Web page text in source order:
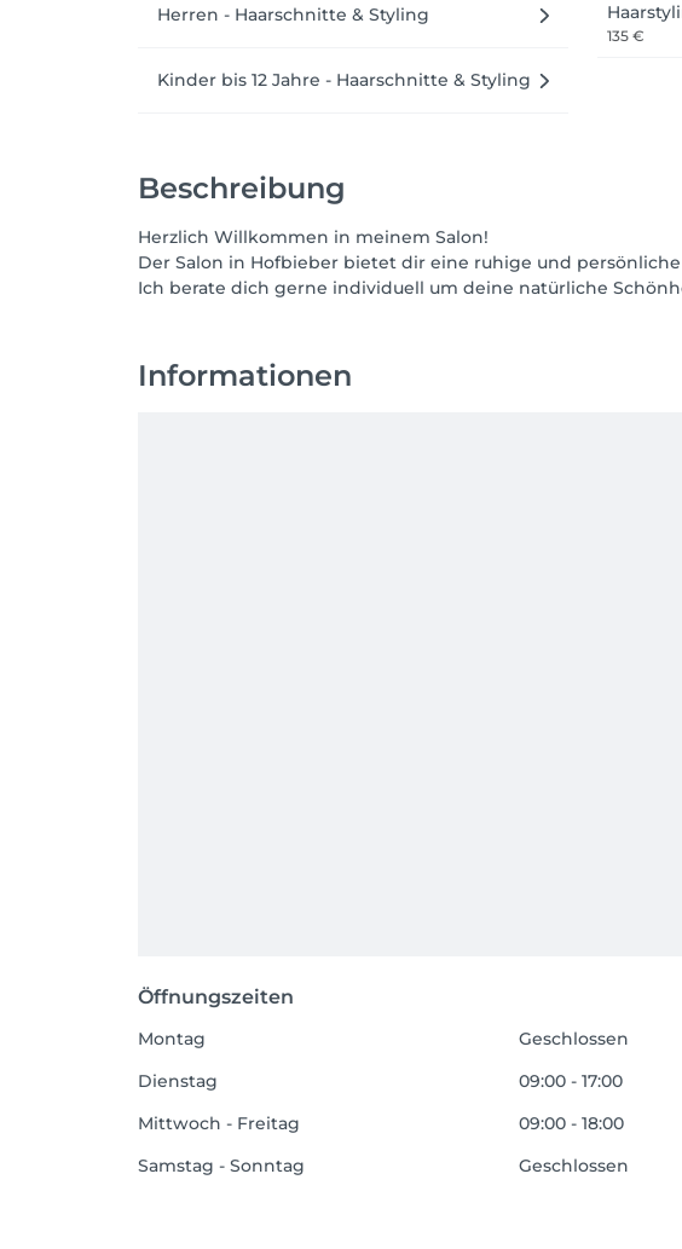
Herren - Haarschnitte & Styling
Kinder bis 12 Jahre - Haarschnitte & Styling
135 €
Beschreibung
Herzlich Willkommen in meinem Salon!
Der Salon in Hofbieber bietet dir eine ruhige und
Ich berate dich gerne individuell um deine natürliche
Informationen
Öffnungszeiten
Montag
Geschlossen
Dienstag
09:00 - 17:00
Mittwoch - Freitag
09:00 - 18:00
Samstag - Sonntag
Geschlossen